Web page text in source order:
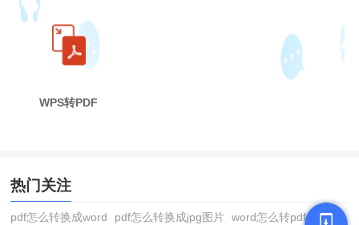
WPS转PDF
热门关注
pdf怎么转换成word pdf怎么转换成jpg图片 word怎么转pdf